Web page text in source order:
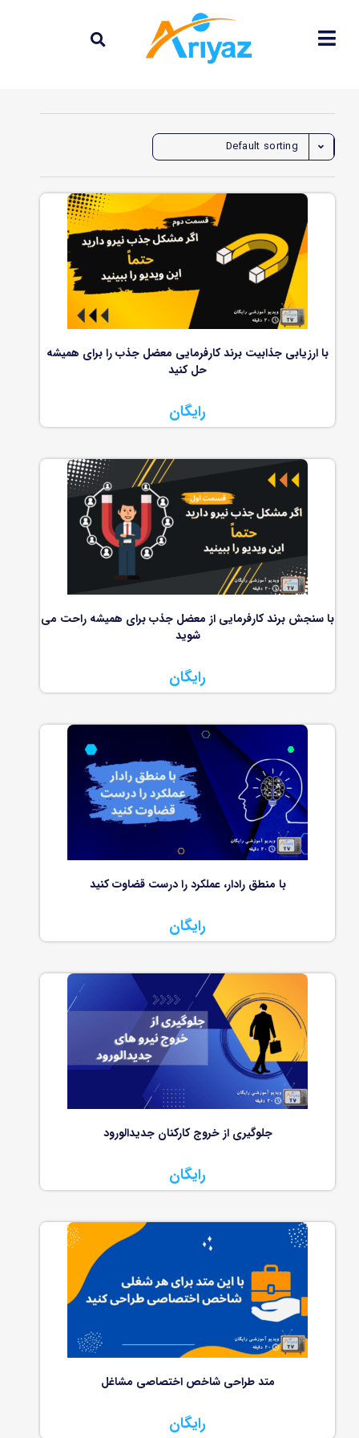
Default sorting
با ارزیابی جذابیت برند کارفرمایی معضل جذب را برای همیشه
حل کنید
رایگان
با سنجش برند کارفرمایی از معضل جذب برای همیشه راحت می
شوید
رایگان
با منطق رادار، عملکرد را درست قضاوت کنید
رایگان
جلوگیری از خروج کارکنان جدیدالورود
رایگان
متد طراحی شاخص اختصاصی مشاغل
رایگان